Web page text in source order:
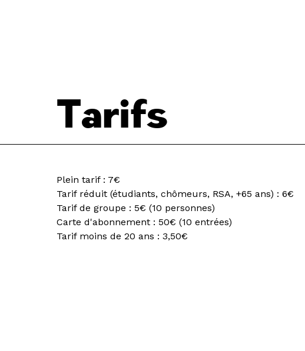
Tarifs
Plein tarif : 7€
Tarif réduit (étudiants, chômeurs, RSA, +65 ans) : 6€
Tarif de groupe : 5€ (10 personnes)
Carte d'abonnement : 50€ (10 entrées)
Tarif moins de 20 ans : 3,50€